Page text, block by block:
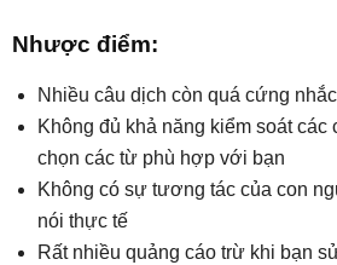
Nhược điểm:
Nhiều câu dịch còn quá cứng nhắc
Không đủ khả năng kiểm soát
chọn các từ phù hợp với bạn
Không có sự tương tác của con
nói thực tế
Rất nhiều quảng cáo trừ khi bạn